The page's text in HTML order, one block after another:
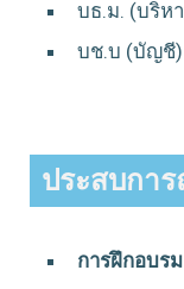
บธ.ม. (บริห
บช.บ (บัญชี)
ประสบกา
การฝึกอบรม